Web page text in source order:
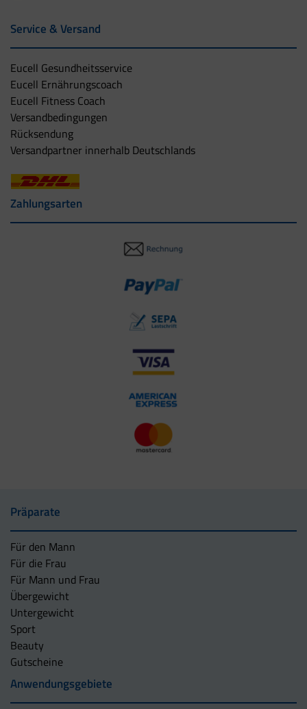
Service & Versand
Eucell Gesundheitsservice
Eucell Ernährungscoach
Eucell Fitness Coach
Versandbedingungen
Rücksendung
Versandpartner innerhalb Deutschlands
Zahlungsarten
Präparate
Für den Mann
Für die Frau
Für Mann und Frau
Übergewicht
Untergewicht
Sport
Beauty
Gutscheine
Anwendungsgebiete